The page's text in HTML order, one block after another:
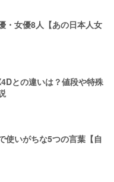
・女優8人【あの日本人女
との違いは？値段や特殊
使いがちな5つの言葉【自